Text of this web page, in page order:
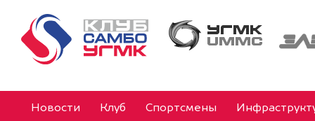
Новости Клуб Спортсмены